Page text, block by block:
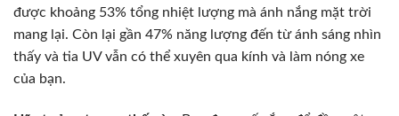
được khoảng 53% tổng nhiệt lượng mà ánh nắng mặt trời
mang lại. Còn lại gần 47% năng lượng đến từ ánh sáng nhìn
thấy và tia UV vẫn có thể xuyên qua kính và làm nóng xe
của bạn.